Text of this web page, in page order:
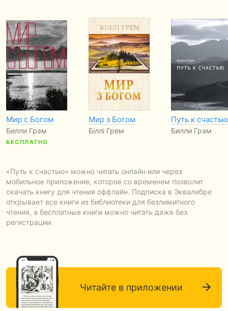
Мир с Богом
Билли Грэм
БЕСПЛАТНО
Мир з Богом
Біллі Грем
Путь к счастью
Билли Грэм
«Путь к счастью» можно читать онлайн или через
мобильное приложение, которое со временем позволит
скачать книгу для чтения оффлайн. Подписка в Эквалибре
открывает все книги из библиотеки для безлимитного
чтения, а бесплатные книги можно читать даже без
регистрации.
Читайте в приложении